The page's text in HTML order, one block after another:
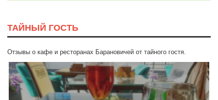
ТАЙНЫЙ ГОСТЬ
Отзывы о кафе и ресторанах Барановичей от тайного гостя.